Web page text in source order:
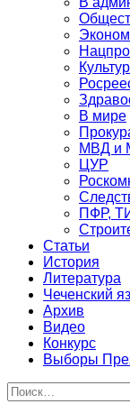
В мире
МВД и
ЦУР
ПФР,
Статьи
История
Литература
Чеченский
Архив
Видео
Конкурс
Выборы